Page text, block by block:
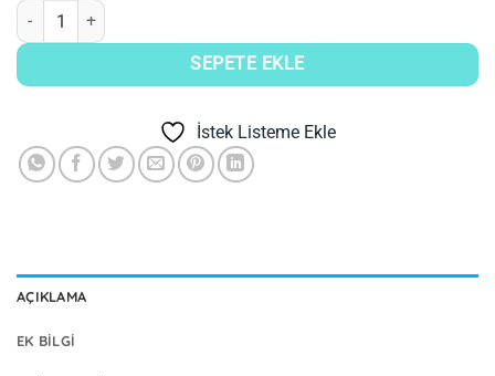
Bv 1821 Antik Altın Dal Döküm Kulp adet
SEPETE EKLE
İstek Listeme Ekle
AÇIKLAMA
EK BILGI